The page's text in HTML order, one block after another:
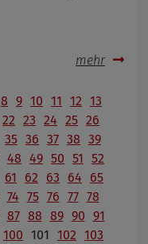
mehr
8 9 10 11 12 13
22 23 24 25 26
35 36 37 38 39
48 49 50 51
52
61 62 63 64
65
74 75 76 77 78
87 88 89 90 91
100 101 102 103